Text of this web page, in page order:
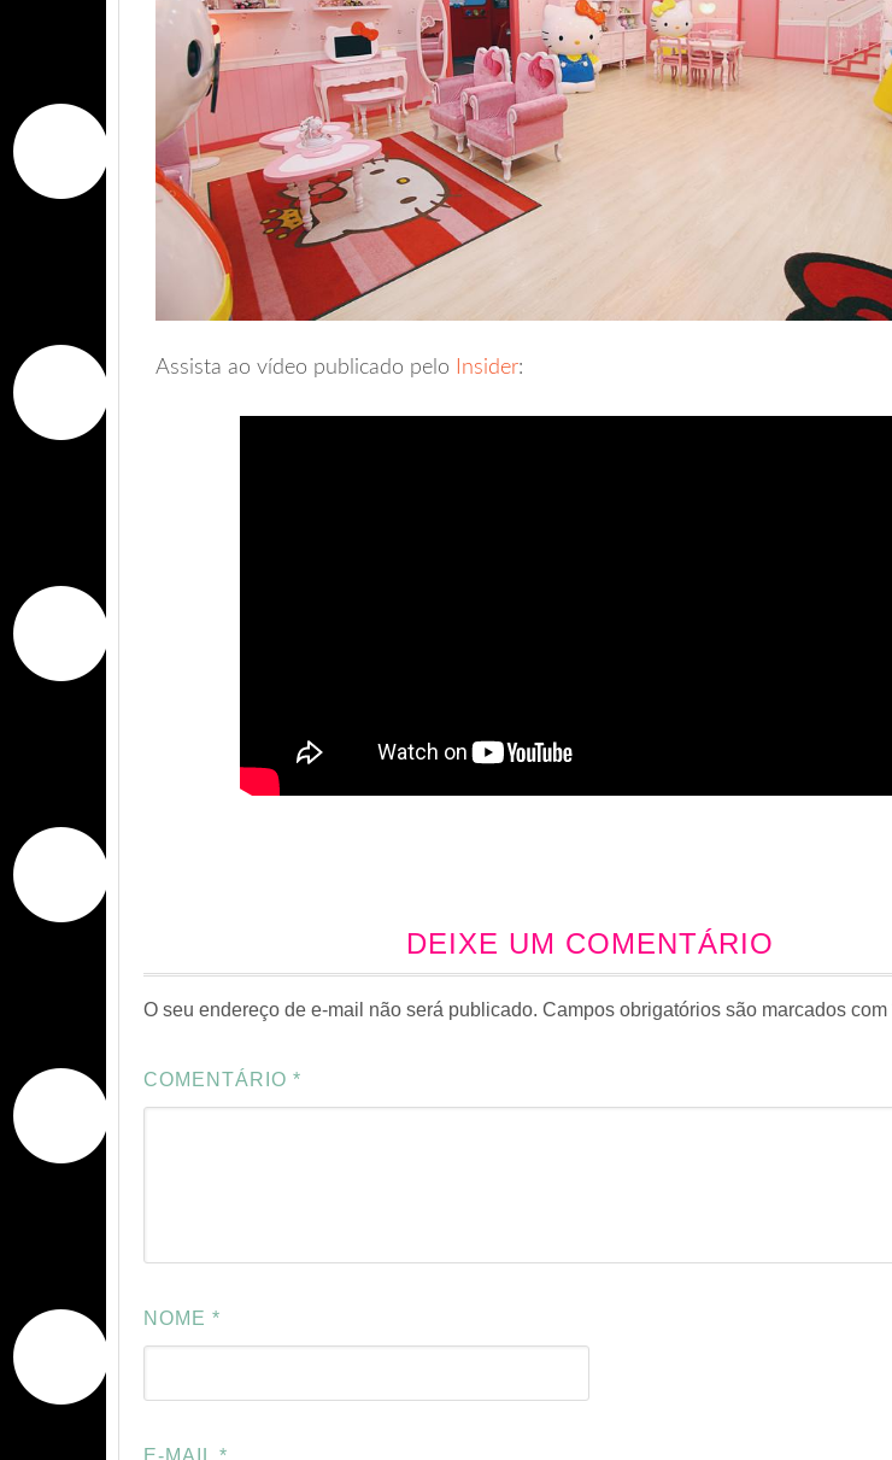
Assista ao vídeo publicado pelo Insider:
DEIXE UM COMENTÁRIO
O seu endereço de e-mail não será publicado. Campos obrigatórios são marcados com
COMENTÁRIO *
NOME *
E-MAIL *